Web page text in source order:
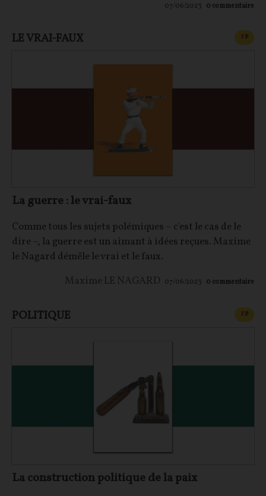
07/06/2023 0 commentaire
LE VRAI-FAUX FP
La guerre : le vrai-faux
Comme tous les sujets polémiques – c'est le cas de le
dire –, la guerre est un aimant à idées reçues. Maxime
le Nagard démêle le vrai et le faux.
Maxime LE NAGARD 07/06/2023 0 commentaire
POLITIQUE FP
La construction politique de la paix